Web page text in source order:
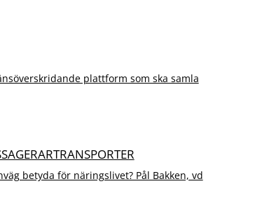
plattform som ska samla
betyda för näringslivet? Pål Bakken, vd